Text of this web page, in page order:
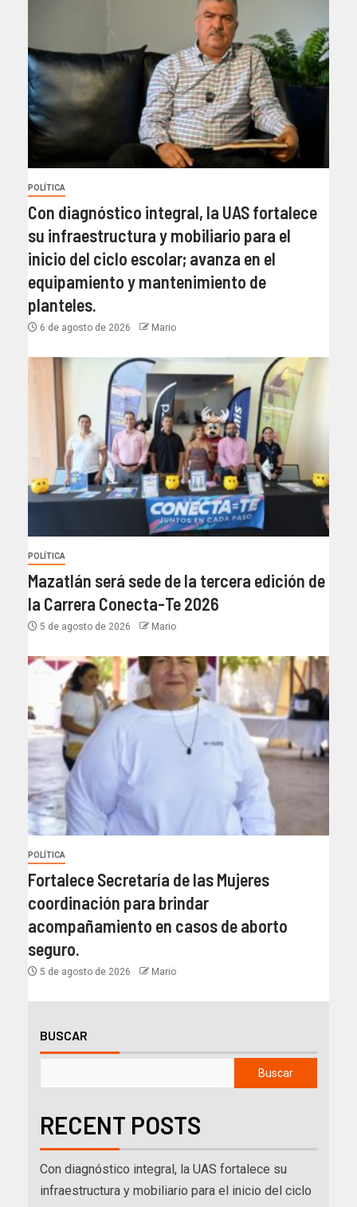
POLÍTICA
Con diagnóstico integral, la UAS fortalece
su infraestructura y mobiliario para el
inicio del ciclo escolar; avanza en el
equipamiento y mantenimiento de
planteles.
6 de agosto de 2026 Mario
POLÍTICA
Mazatlán será sede de la tercera edición de
la Carrera Conecta-Te 2026
5 de agosto de 2026 Mario
POLÍTICA
Fortalece Secretaría de las Mujeres
coordinación para brindar
acompañamiento en casos de aborto
seguro.
5 de agosto de 2026 Mario
BUSCAR
Buscar
RECENT POSTS
Con diagnóstico integral, la UAS fortalece su
infraestructura y mobiliario para el inicio del ciclo